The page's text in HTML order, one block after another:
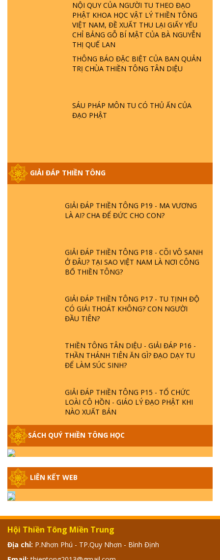
NỘI QUY CỦA NGƯỜI TU THEO ĐẠO
PHẬT KHOA HỌC VẬT LÝ THIỀN TÔNG
VIỆT NAM, ĐỀ XUẤT THU LẠI GIẤY YẾU
CHỈ BẢNG GỖ BÍ MẬT CỦA BÀ NGUYỄN
THỊ QUẾ LAN
THÔNG BÁO ĐẶC BIỆT CỦA BAN QUẢN
TRỊ CHÙA THIỀN TÔNG TÂN DIỆU
SÁU PHÁP MÔN TU CÓ THỦ ẤN CỦA
ĐẠO PHẬT
GIẢI ĐÁP THIỀN TÔNG
GIẢI ĐÁP THIỀN TÔNG ĐẶC BIỆT P22 - TẠI
SAO TRÁI ĐẤT NHIỀU THIÊN TAI - LŨ LỤT
- HỎA HOẠN | TTTD
GIẢI ĐÁP THIỀN TÔNG ĐẶC BIỆT P21 - TẠI
SAO ĐỨC PHẬT BƯỚC ĐI 7 BƯỚC TRÊN
GIẢI ĐÁP VỀ LỄ TIỄN THIỀN TÔNG SƯ
NGỌC LÂM VỀ PHẬT GIỚI
- BÁC NGUYỄN NHÂN LÀ AI? PHIỀN NÃO
DO ĐÂU MÀ CÓ?
LÀ AI? CHA ĐỂ ĐỨC CHO CON?
Ở ĐÂU? TẠI SAO VIỆT NAM LÀ NƠI CÔNG
BỐ THIỀN TÔNG?
CÓ GIẢI THOÁT KHÔNG? CON NGƯỜI
ĐẦU TIÊN?
THẦN THÁNH TIÊN ĂN GÌ? ĐẠO DẠY TU
ĐỂ LÀM SÚC SINH?
LOÀI CÔ HỒN - GIÁO LÝ ĐẠO PHẬT KHI
NÀO XUẤT BẢN
GIẢI ĐÁP THIỀN TÔNG ĐẶC BIỆT - P14 -
NGUỒN GỐC ÂM LỊCH DƯƠNG LỊCH -
GIẢI ĐÁP THIỀN TÔNG ĐẶC BIỆT - P13 -
CON NGƯỜI TU THÀNH PHẬT ĐƯỢC
GIẢI ĐÁP THIỀN TÔNG ĐẶC BIỆT - P12 -
SỰ THẬT VỀ ĐẠI HỒNG THỦY? TRỜI ĐÁNH
THÁNH ĐÂM THẦN VẶN HỌNG?
SÁCH QUÝ THIỀN TÔNG HỌC
LIÊN KẾT WEB
Hội Thiền Tông Miền Trung
Địa chỉ: P.Nhơn Phú - TP.Quy Nhơn - Bình Định